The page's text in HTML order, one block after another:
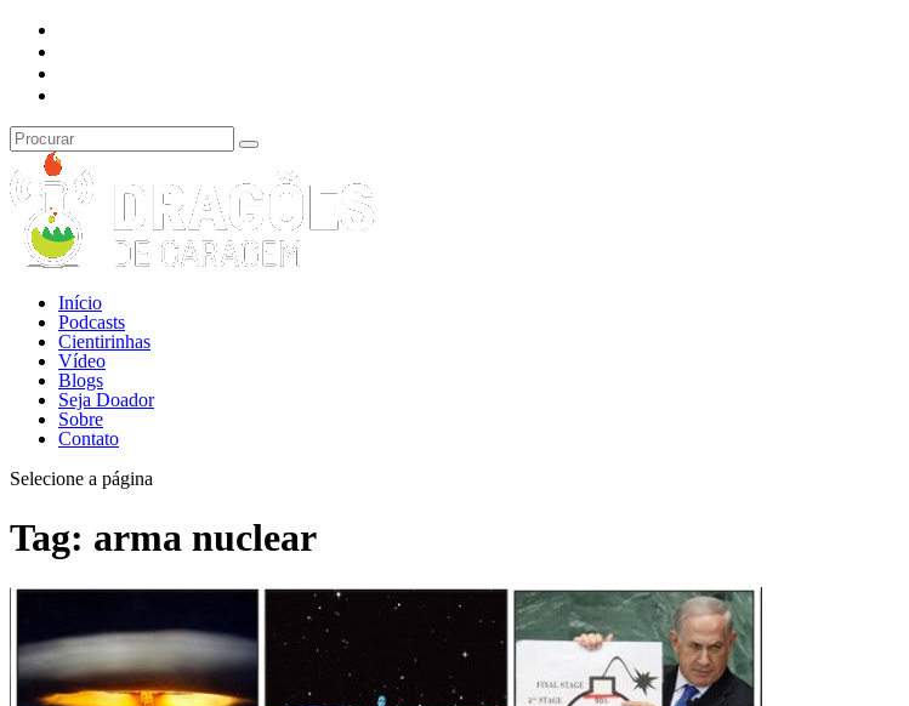
Início
Podcasts
Cientirinhas
Vídeo
Blogs
Seja Doador
Sobre
Contato
Selecione a página
Tag: arma nuclear